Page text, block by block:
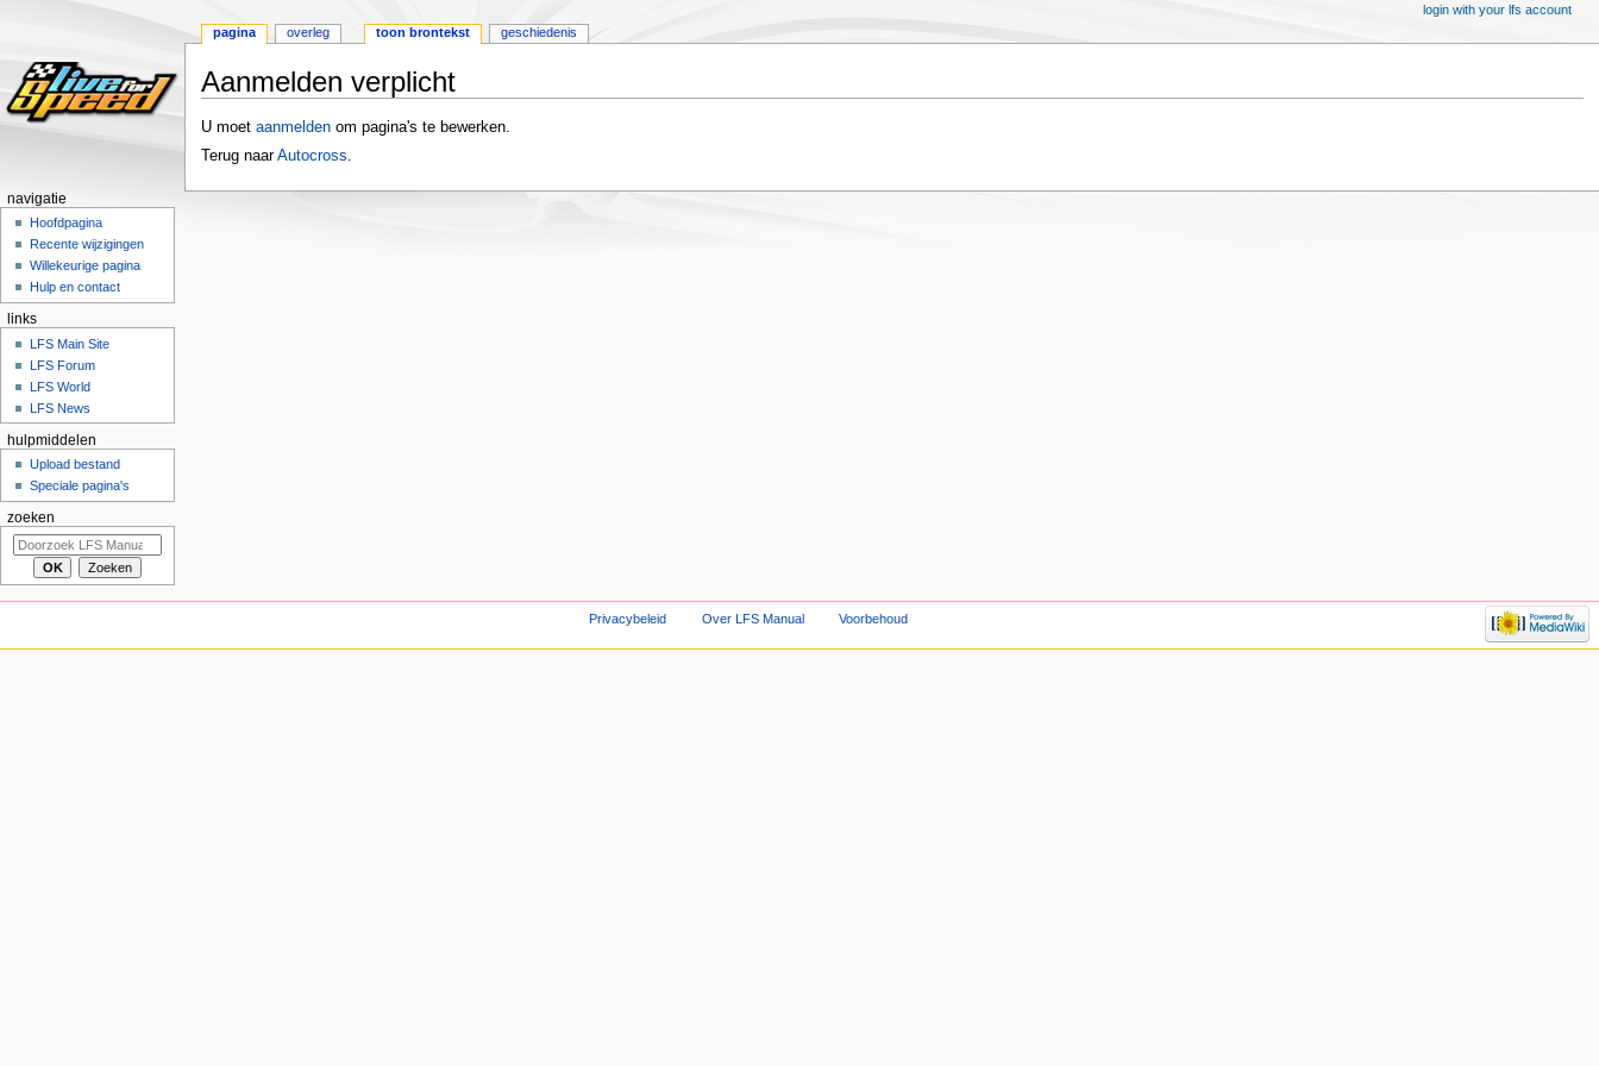
Aanmelden verplicht
Naar
navigatie
Naar
zoeken
U moet aanmeldenom pagina's te bewerken.
Terug naarAutocross.
pagina overleg toon brontekst geschiedenis
login with your lfs account
navigatie
Hoofdpagina
Recente wijzigingen
Willekeurige pagina
Hulp en contact
links
LFS Main Site
LFS Forum
LFS World
LFS News
hulpmiddelen
Upload bestand
Speciale pagina's
zoeken
Privacybeleid Over LFS Manual Voorbehoud